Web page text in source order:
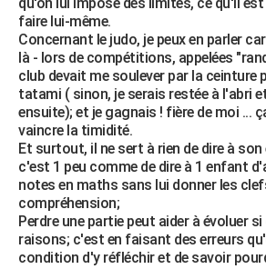
faire lui-même.
Concernant le judo, je peux en parler
là - lors de compétitions, appelées
club devait me soulever par la ceinture
tatami ( sinon, je serais restée à l'abri
ensuite); et je gagnais ! fière de moi ...
vaincre la timidité.
Et surtout, il ne sert à rien de dire à
c'est 1 peu comme de dire à 1 enfant
notes en maths sans lui donner les
compréhension;
Perdre une partie peut aider à évoluer
raisons; c'est en faisant des erreurs
condition d'y réfléchir et de savoir